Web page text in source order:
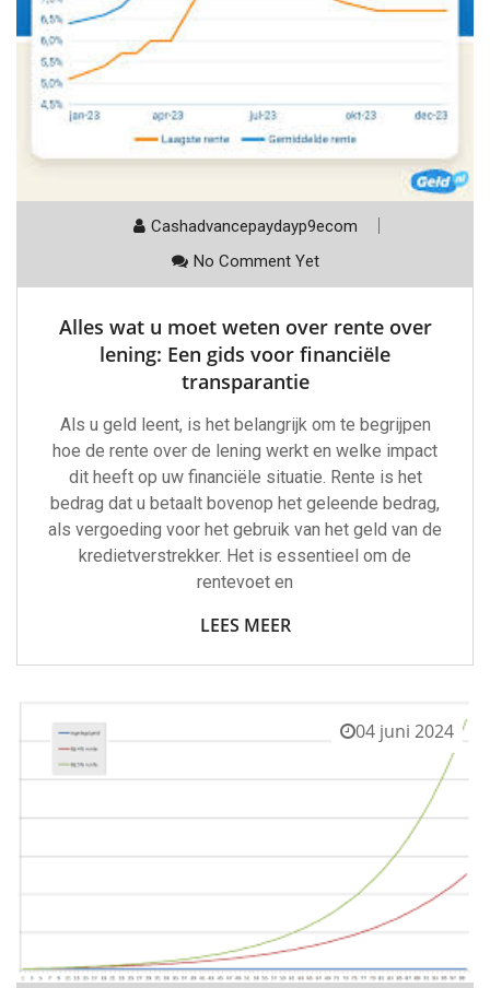
Cashadvancepaydayp9ecom
No Comment Yet
Alles wat u moet weten over rente over
lening: Een gids voor financiële
transparantie
Als u geld leent, is het belangrijk om te begrijpen
hoe de rente over de lening werkt en welke impact
dit heeft op uw financiële situatie. Rente is het
bedrag dat u betaalt bovenop het geleende bedrag,
als vergoeding voor het gebruik van het geld van de
kredietverstrekker. Het is essentieel om de
rentevoet en
LEES MEER
04 juni 2024